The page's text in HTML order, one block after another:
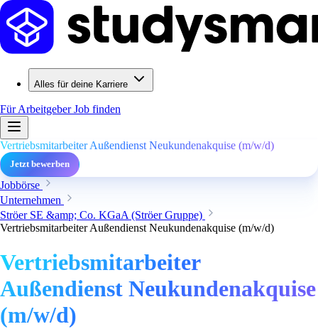
Alles für deine Karriere
Für ArbeitgeberJob finden
Vertriebsmitarbeiter Außendienst Neukundenakquise (m/w/d)
Jetzt bewerben
Jobbörse
Unternehmen
Ströer SE &amp; Co. KGaA (Ströer Gruppe)
Vertriebsmitarbeiter Außendienst Neukundenakquise (m/w/d)
Vertriebsmitarbeiter
Außendienst Neukundenakquise
(m/w/d)